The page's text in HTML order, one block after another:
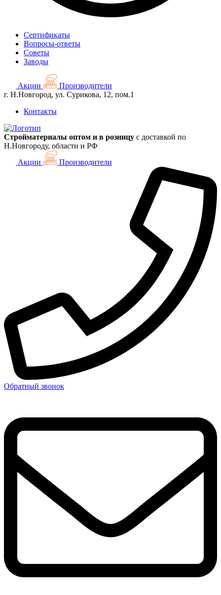
Сертификаты
Вопросы-ответы
Советы
Заводы
Акции
Производители
г. Н.Новгород, ул. Сурикова, 12, пом.1
Контакты
Стройматериалы оптом и в розницу с доставкой по
Н.Новгороду, области и РФ
Акции
Производители
Обратный звонок